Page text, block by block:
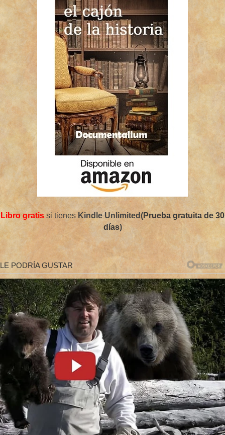
Libro gratissi tienes Kindle Unlimited(Prueba gratuita de 30
días)